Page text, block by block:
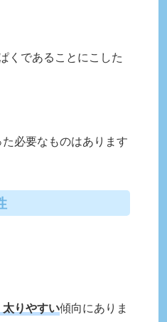
くであることにこした
必要なものはあります
りやすい傾向にありま